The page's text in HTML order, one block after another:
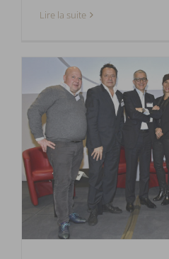
Lire la suite